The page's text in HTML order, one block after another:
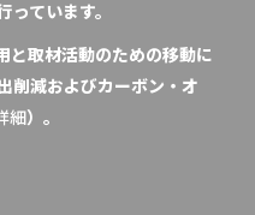
ています。
と取材活動のための移動に
削減およびカーボン・オ
細）。